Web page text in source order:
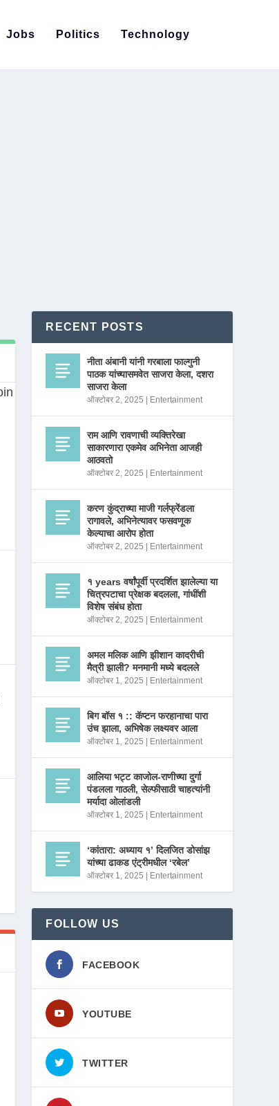
Jobs Politics Technology
RECENT POSTS
नीता अंबानी यांनी गरबाला फाल्गुनी
पाठक यांच्यासमवेत साजरा केला, दशरा
साजरा केला
ऑक्टोबर 2, 2025 Entertainment
राम आणि रावणाची व्यक्तिरेखा
साकारणारा एकमेव अभिनेता आजही
आठवतो
ऑक्टोबर 2, 2025 Entertainment
करण कुंद्राच्या माजी गर्लफ्रेंडला
रागावले, अभिनेत्यावर फसवणूक
केल्याचा आरोप होता
ऑक्टोबर 2, 2025 Entertainment
१ years वर्षांपूर्वी प्रदर्शित झालेल्या या
चित्रपटाचा प्रेक्षक बदलला, गांधींशी
विशेष संबंध होता
ऑक्टोबर 2, 2025 Entertainment
अमल मलिक आणि झीशान कादरीची
मैत्री झाली? मनमानी मध्ये बदलले
ऑक्टोबर 1, 2025 Entertainment
बिग बॉस १ :: कॅप्टन फरहानाचा पारा
उंच झाला, अभिषेक लक्ष्यवर आला
ऑक्टोबर 1, 2025 Entertainment
आलिया भट्ट काजोल-राणीच्या दुर्गा
पंडलला गाठली, सेल्फीसाठी चाहत्यांनी
मर्यादा ओलांडली
ऑक्टोबर 1, 2025 Entertainment
‘कांतारा: अध्याय १’ दिलजित डोसांझ
यांच्या ढाकड एंट्रीमधील ‘रबेल’
ऑक्टोबर 1, 2025 Entertainment
FOLLOW US
FACEBOOK
YOUTUBE
TWITTER